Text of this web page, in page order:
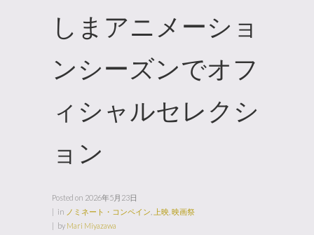
しまアニメーショ
ンシーズンでオフ
ィシャルセレクシ
ョン
Posted on 2026年5月23日
in ノミネート・コンペイン 上映 映画祭
by Mari Miyazawa